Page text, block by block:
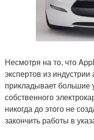
Несмотря на то, что
экспертов из
прикладывает большие
собственного
никогда до этого не
закончить работы в